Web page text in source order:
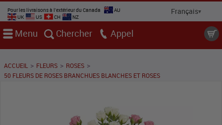
Pour les livraisons à l'extérieur du Canada
AU
UK
US CH NZ
Menu Chercher Appel
ACCUEIL > FLEURS > ROSES >
50 FLEURS DE ROSES BRANCHUES BLANCHES ET ROSES